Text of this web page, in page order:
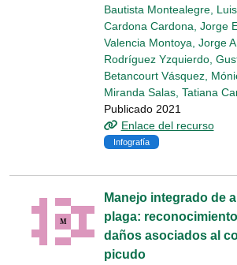
Bautista Montealegre,
Cardona Cardona, Jorge
Valencia Montoya, Jorge
Rodríguez Yzquierdo,
Betancourt Vásquez,
Miranda Salas, Tatiana
Publicado 2021
Enlace del recurso
Infografía
Manejo integrado de
plaga:
daños asociados al
picudo